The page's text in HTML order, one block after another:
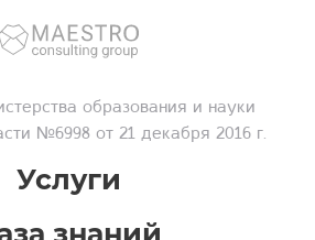
образования и науки
№6998 от 21 декабря 2016 г.
Услуги